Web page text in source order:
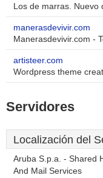
Los de marras. Nuevo
manerasdevivir.com
Manerasdevivir.com -
artisteer.com
Wordpress theme
Servidores
Localización del
Aruba S.p.a. - Shared
And Mail Services